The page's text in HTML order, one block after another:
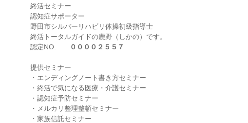
終活セミナー
認知症サポーター
野田市シルバーリハビリ体操初級指導士
終活トータルガイドの鹿野（しかの）です。
認定NO.
００００２５５７
提供セミナー
・エンディングノート書き方セミナー
・終活で気になる医療・介護セミナー
・認知症予防セミナー
・メルカリ整理整頓セミナー
・家族信託セミナー